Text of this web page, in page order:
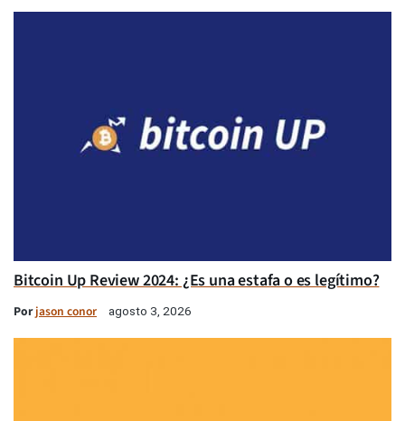
Bitcoin Up Review 2024: ¿Es una estafa o es legítimo?
Porjason conor agosto 3, 2026